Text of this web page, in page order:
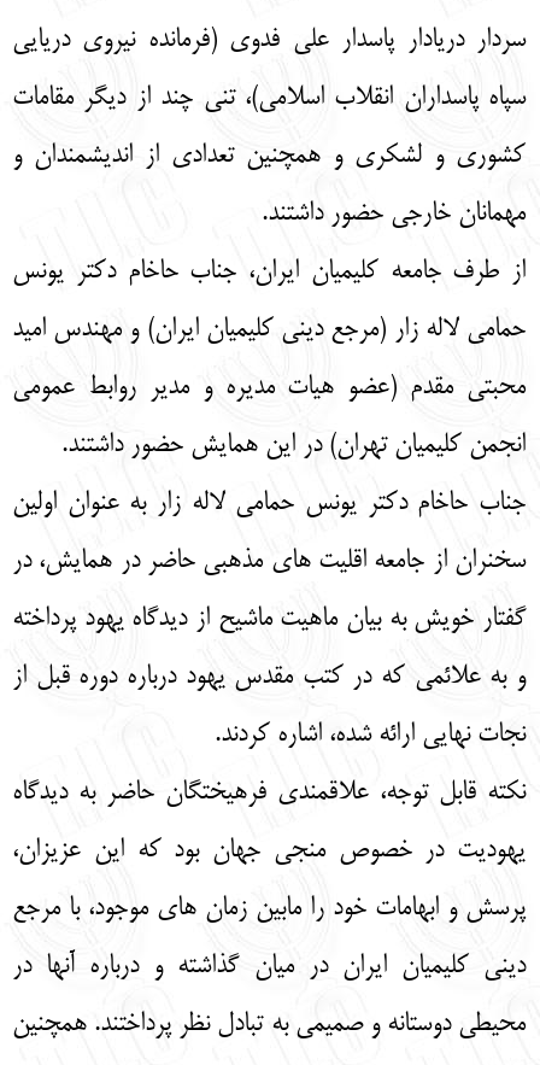
سردار دریادار پاسدار علی فدوی (فرمانده نیروی دریایی
سپاه پاسداران انقلاب اسلامی)، تنی چند از دیگر مقامات
کشوری و لشکری و همچنین تعدادی از اندیشمندان و
مهمانان خارجی حضور داشتند.
از طرف جامعه کلیمیان ایران، جناب حاخام دکتر یونس
حمامی لاله زار (مرجع دینی کلیمیان ایران) و مهندس امید
محبتی مقدم (عضو هیات مدیره و مدیر روابط عمومی
انجمن کلیمیان تهران) در این همایش حضور داشتند.
جناب حاخام دکتر یونس حمامی لاله زار به عنوان اولین
سخنران از جامعه اقلیت های مذهبی حاضر در همایش، در
گفتار خویش به بیان ماهیت ماشیح از دیدگاه یهود پرداخته
و به علائمی که در کتب مقدس یهود درباره دوره قبل از
نجات نهایی ارائه شده، اشاره کردند.
نکته قابل توجه، علاقمندی فرهیختگان حاضر به دیدگاه
یهودیت در خصوص منجی جهان بود که این عزیزان،
پرسش و ابهامات خود را مابین زمان های موجود، با مرجع
دینی کلیمیان ایران در میان گذاشته و درباره آنها در
محیطی دوستانه و صمیمی به تبادل نظر پرداختند. همچنین